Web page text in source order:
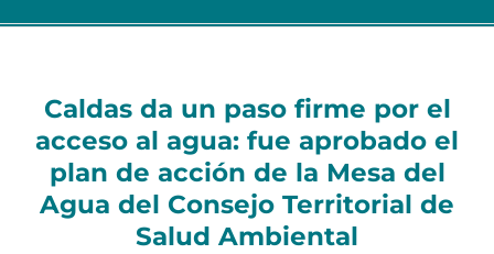
Caldas da un paso firme por el
acceso al agua: fue aprobado el
plan de acción de la Mesa del
Agua del Consejo Territorial de
Salud Ambiental